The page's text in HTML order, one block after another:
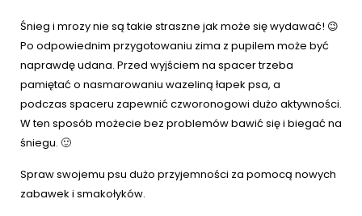
Śnieg i mrozy nie są takie straszne jak może się wydawać! 😉
Po odpowiednim przygotowaniu zima z pupilem może być
naprawdę udana. Przed wyjściem na spacer trzeba
pamiętać o nasmarowaniu wazeliną łapek psa, a
podczas spaceru zapewnić czworonogowi dużo aktywności.
W ten sposób możecie bez problemów bawić się i biegać na
śniegu. 🙂
Spraw swojemu psu dużo przyjemności za pomocą nowych
zabawek i smakołyków.